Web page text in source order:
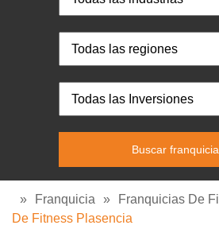
» Franquicia » Franquicias De
De Fitness Plasencia